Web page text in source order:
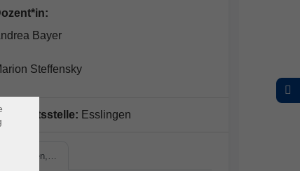
Bayer
Steffensky
Esslingen
Esslingen,…
×